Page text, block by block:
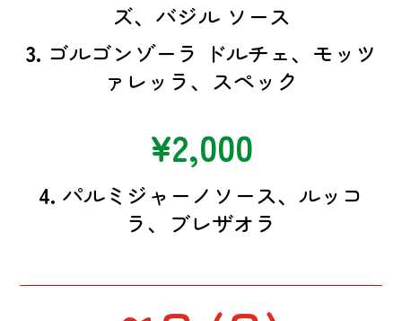
ズ、バジル ソース
3. ゴルゴンゾーラ ドルチェ、モッツ
ァレッラ、スペック
¥2,000
4. パルミジャーノソース、ルッコ
ラ、ブレザオラ